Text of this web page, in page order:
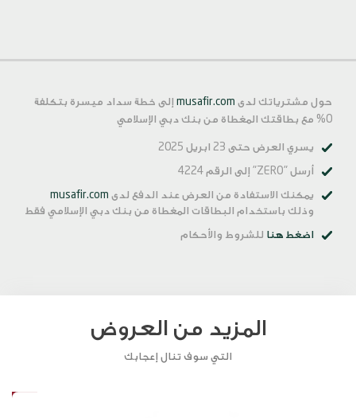
حول مشترياتك لدى musafir.com إلى خطة سداد ميسرة بتكلفة
0% مع بطاقتك المغطاة من بنك دبي الإسلامي
يسري العرض حتى 23 ابريل 2025
أرسل "ZERO" إلى الرقم 4224
يمكنك الاستفادة من العرض عند الدفع لدى musafir.com
وذلك باستخدام البطاقات المغطاة من بنك دبي الإسلامي فقط
اضغط هنا للشروط والأحكام
المزيد من العروض
التي سوف تنال إعجابك